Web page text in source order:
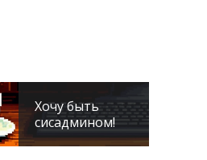
Хочу быть
сисадмином!